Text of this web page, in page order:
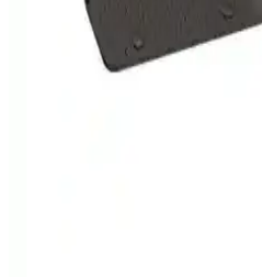
Ford Focus için Uyumlu
Detaylı İnceleme ve